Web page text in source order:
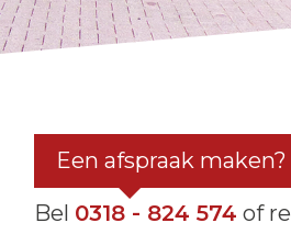
Een afspraak maken?
Bel 0318 - 824 574 of